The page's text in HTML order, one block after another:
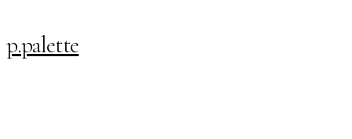
p.palette